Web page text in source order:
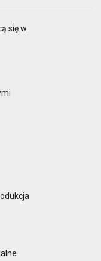
się w